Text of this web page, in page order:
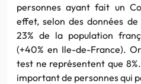
personnes ayant fait un
effet, selon des données de
23% de la population
(+40% en Ile-de-France).
test ne représentent que
important de personnes qui